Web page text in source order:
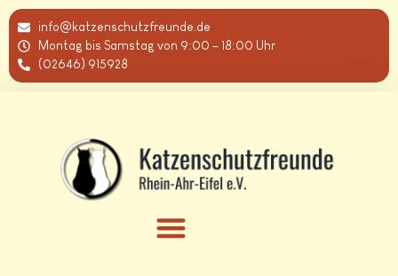
info@katzenschutzfreunde.de
Montag bis Samstag von 9:00 – 18:00 Uhr
(02646) 915928